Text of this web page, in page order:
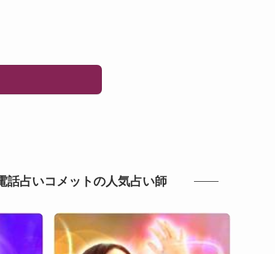
話占いコメットの人気占い師